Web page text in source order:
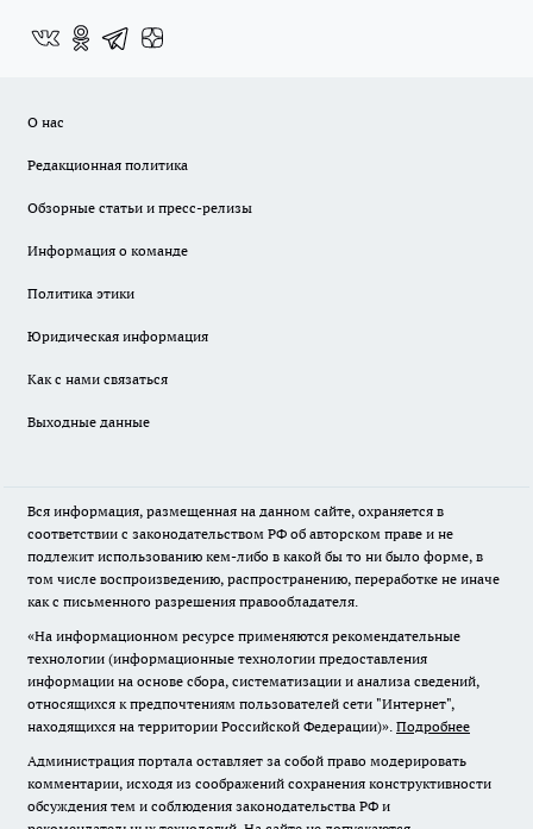
О нас
Редакционная политика
Обзорные статьи и пресс-релизы
Информация о команде
Политика этики
Юридическая информация
Как с нами связаться
Выходные данные
Вся информация, размещенная на данном сайте, охраняется в
соответствии с законодательством РФ об авторском праве и не
подлежит использованию кем-либо в какой бы то ни было форме, в
том числе воспроизведению, распространению, переработке не иначе
как с письменного разрешения правообладателя.
«На информационном ресурсе применяются рекомендательные
технологии (информационные технологии предоставления
информации на основе сбора, систематизации и анализа сведений,
относящихся к предпочтениям пользователей сети "Интернет",
находящихся на территории Российской Федерации)». Подробнее
Администрация портала оставляет за собой право модерировать
комментарии, исходя из соображений сохранения конструктивности
обсуждения тем и соблюдения законодательства РФ и